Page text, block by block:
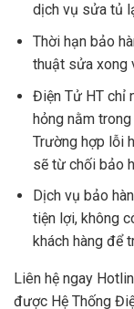
Ốc đóng mâm
Mâm máy giặt
Con lăn mâm máy giặt
Đầu nối ren dây cấp
Lò xo xoáy máy giặt
Móc chốt khoá cửa
Cảo mâm máy giặt
Vải che bụi máy giặt
dịch vụ sửa tủ
Thời hạn bảo
thuật sửa xong
Điện Tử HT chỉ
hỏng nằm
Trường hợp lỗi
sẽ từ chối bảo
Dịch vụ bảo
tiện lợi, không
khách hàng để
Liên hệ ngay
được Hệ Thống